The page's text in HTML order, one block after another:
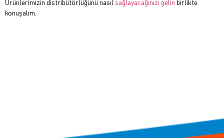
Ürünlerimizin distribütörlüğünü nasıl sağlayacağınızı gelin birlikte
konuşalım.